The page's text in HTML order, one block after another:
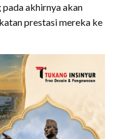
akhirnya akan
prestasi mereka ke